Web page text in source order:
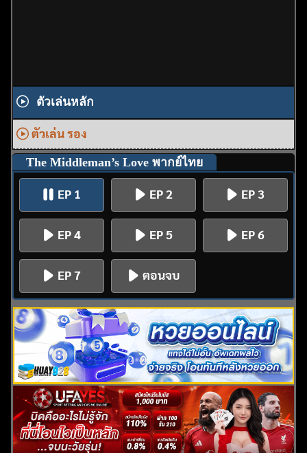
ตัวเล่นหลัก
ตัวเล่น รอง
The Middleman’s Love พากย์ไทย
EP 1 EP 2 EP 3
EP 4 EP 5 EP 6
EP 7 ตอนจบ